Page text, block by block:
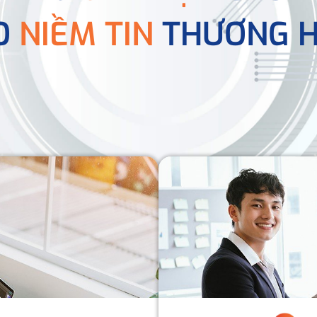
NIỀM TIN THƯƠNG